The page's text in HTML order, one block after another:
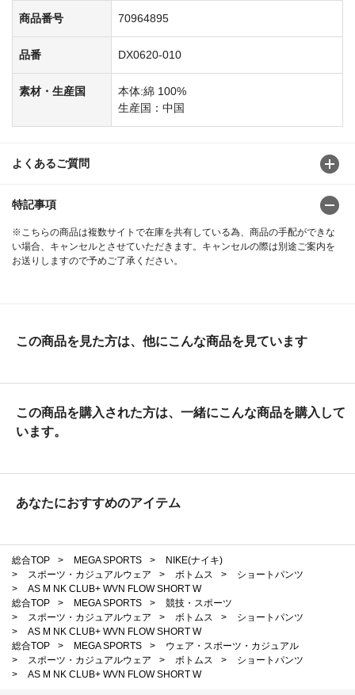
商品番号 70964895
品番 DX0620-010
素材・生産国
本体:綿 100%
生産国：中国
よくあるご質問
特記事項
※こちらの商品は複数サイトで在庫を共有している為、商品の手配ができな
い場合、キャンセルとさせていただきます。キャンセルの際は別途ご案内を
お送りしますので予めご了承ください。
この商品を見た方は、他にこんな商品を見ています
この商品を購入された方は、一緒にこんな商品を購入して
います。
あなたにおすすめのアイテム
総合TOP > MEGA SPORTS >
NIKE(ナイキ)
>
スポーツ・カジュアルウェア > ボトムス >
ショートパンツ
>
AS M NK CLUB+ WVN FLOW SHORT W
総合TOP
> MEGA SPORTS >
競技・スポーツ
>
スポーツ・カジュアルウェア > ボトムス >
ショートパンツ
>
AS M NK CLUB+ WVN FLOW SHORT W
総合TOP
> MEGA SPORTS >
ウェア・スポーツ・カジュアル
>
スポーツ・カジュアルウェア > ボトムス >
ショートパンツ
>
AS M NK CLUB+ WVN FLOW SHORT W